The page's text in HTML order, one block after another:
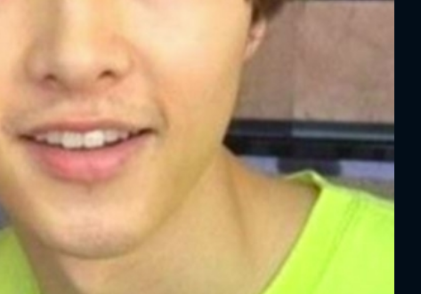
ĐĂNG NHẬP
FACEBOOK